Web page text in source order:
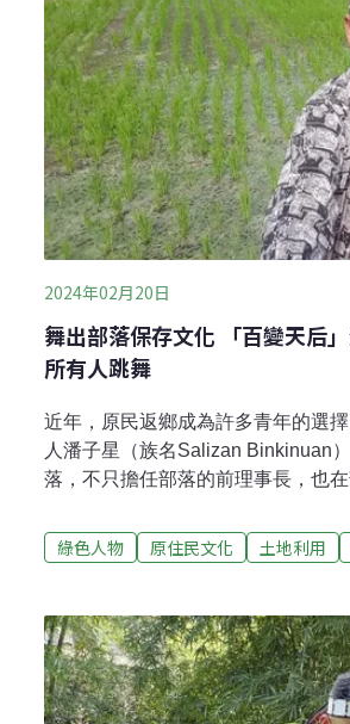
2024年02月20日
舞出部落保存文化 「百變天后
所有人跳舞
近年，原民返鄉成為許多青年的選
人潘子星（族名Salizan Binkinuan
落，不只擔任部落的前理事長，也
的是，現年62歲的他，已在部落擔
大小婚慶主持及表演活動。在外表
闖蕩的生命旅程，最後回到自己的
有機會出國表演，並在其中體會到
用自身的力量幫助部落，也打開了
長過程奮力對抗各種歧視 在軍中開
綠色人物 原住民文化 土地利用